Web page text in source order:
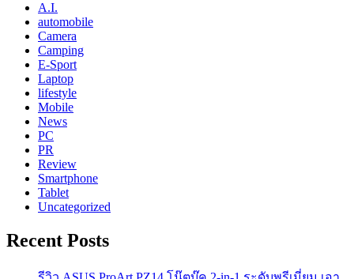
A.I.
automobile
Camera
Camping
E-Sport
Laptop
lifestyle
Mobile
News
PC
PR
Review
Smartphone
Tablet
Uncategorized
Recent Posts